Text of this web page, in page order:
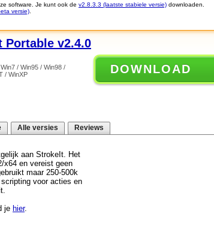
software. Je kunt ook de v2.8.3.3 (laatste stabiele versie) downloaden.
versie)
Portable v2.4.0
/ Win95 / Win98 /
/ WinXP
DOWNLOAD
Alle versies Reviews
aan StrokeIt. Het
x64 en vereist geen
maar 250-500k
voor acties en
je hier.